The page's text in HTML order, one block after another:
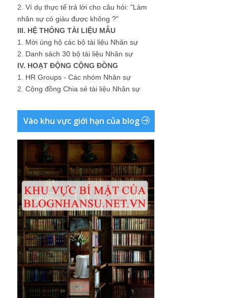
2. Ví dụ thực tế trả lời cho câu hỏi: "Làm
nhân sự có giàu được không ?"
III. HỆ THỐNG TÀI LIỆU MẪU
1. Mời ủng hộ các bộ tài liệu Nhân sự
2. Danh sách 30 bộ tài liệu Nhân sự
IV. HOẠT ĐỘNG CỘNG ĐỒNG
1. HR Groups - Các nhóm Nhân sự
2. Cộng đồng Chia sẻ tài liệu Nhân sự
Vào khu vực giới hạn của blog